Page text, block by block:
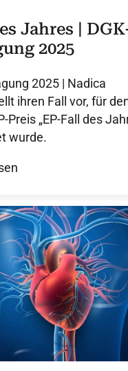
Jahres |
2025
2025 | Nadica
ihren Fall vor, für
Preis „EP-Fall des
wurde.